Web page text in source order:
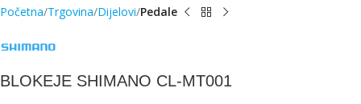
Početna Trgovina Dijelovi Pedale
BLOKEJE SHIMANO CL-MT001